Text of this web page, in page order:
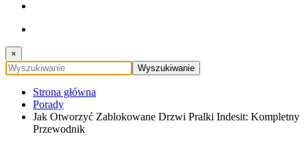
×
Strona główna
Porady
Jak Otworzyć Zablokowane Drzwi Pralki Indesit: Kompletny
Przewodnik